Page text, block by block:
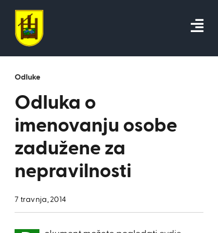
content
Odluke
Odluka o
imenovanju osobe
zadužene za
nepravilnosti
7 travnja, 2014